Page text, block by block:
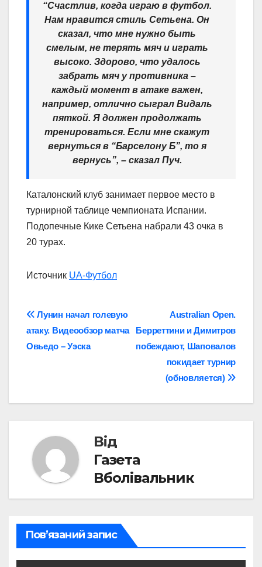
“Счастлив, когда играю в футбол.
Нам нравится стиль Сетьена. Он
сказал, что мне нужно быть
смелым, не терять мяч и играть
высоко. Здорово, что удалось
забрать мяч у противника –
каждый момент в атаке важен,
например, отлично сыграл Видаль
пяткой. Я должен продолжать
тренироваться. Если мне скажут
вернуться в “Барселону Б”, то я
вернусь”, – сказал Пуч.
Каталонский клуб занимает первое место в
турнирной таблице чемпионата Испании.
Подопечные Кике Сетьена набрали 43 очка в
20 турах.
Источник UA-Футбол
Навігація
записів
Australian Open.
Берреттини и Димитров
побеждают, Шаповалов
покидает турнир
(обновляется)
Лунин начал голевую
атаку. Видеообзор матча
Овьедо – Уэска
Від
Газета
Вболівальник
Пов’язаний запис